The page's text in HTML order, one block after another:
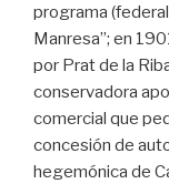
programa
Manresa”; en
por Prat de la
conservadora
comercial que
concesión de
hegemónica de